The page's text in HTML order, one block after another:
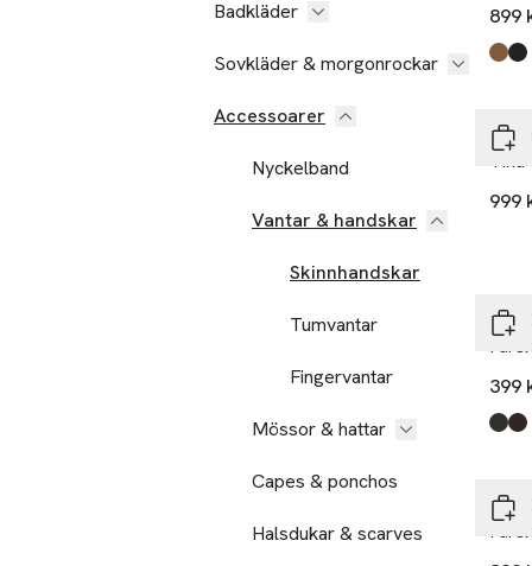
Badkläder
Sovkläder & morgonrockar
Accessoarer
Nyckelband
Vantar & handskar
Skinnhandskar
Tumvantar
Fingervantar
Mössor & hattar
Capes & ponchos
Halsdukar & scarves
899
Tina
999
Å
399
Black
Dark
Å